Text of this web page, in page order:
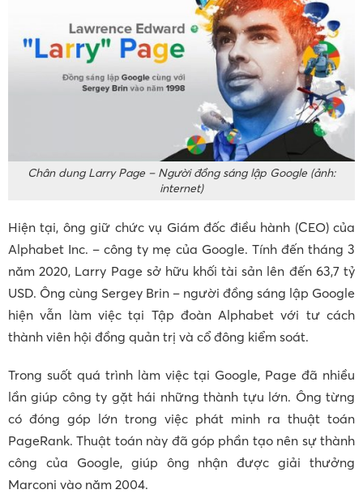
Chân dung Larry Page – Người đồng sáng lập Google (ảnh:
internet)
Hiện tại, ông giữ chức vụ Giám đốc điều hành (CEO) của
Alphabet Inc. – công ty mẹ của Google. Tính đến tháng 3
năm 2020, Larry Page sở hữu khối tài sản lên đến 63,7 tỷ
USD. Ông cùng Sergey Brin – người đồng sáng lập Google
hiện vẫn làm việc tại Tập đoàn Alphabet với tư cách
thành viên hội đồng quản trị và cổ đông kiểm soát.
Trong suốt quá trình làm việc tại Google, Page đã nhiều
lần giúp công ty gặt hái những thành tựu lớn. Ông từng
có đóng góp lớn trong việc phát minh ra thuật toán
PageRank. Thuật toán này đã góp phần tạo nên sự thành
công của Google, giúp ông nhận được giải thưởng
Marconi vào năm 2004.